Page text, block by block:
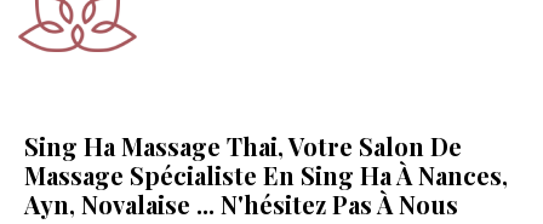
Sing Ha Massage Thai, Votre Salon De
Massage Spécialiste En Sing Ha À Nances,
Ayn, Novalaise ... N'hésitez Pas À Nous